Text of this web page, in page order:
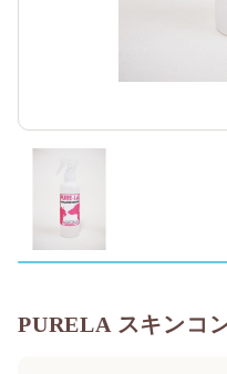
PURELA スキンコ